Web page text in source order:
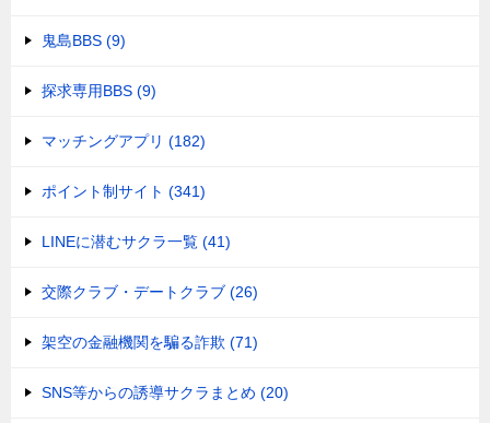
鬼島BBS (9)
探求専用BBS (9)
マッチングアプリ (182)
ポイント制サイト (341)
LINEに潜むサクラ一覧 (41)
交際クラブ・デートクラブ (26)
架空の金融機関を騙る詐欺 (71)
SNS等からの誘導サクラまとめ (20)